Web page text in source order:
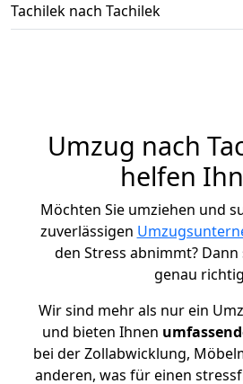
Tachilek nach Tachilek
Umzug nach
helfen
Möchten Sie umziehen und
zuverlässigen
den Stress abnimmt? Dann
genau
Wir sind mehr als nur ein
und bieten Ihnen
bei der Zollabwicklung,
anderen, was für einen